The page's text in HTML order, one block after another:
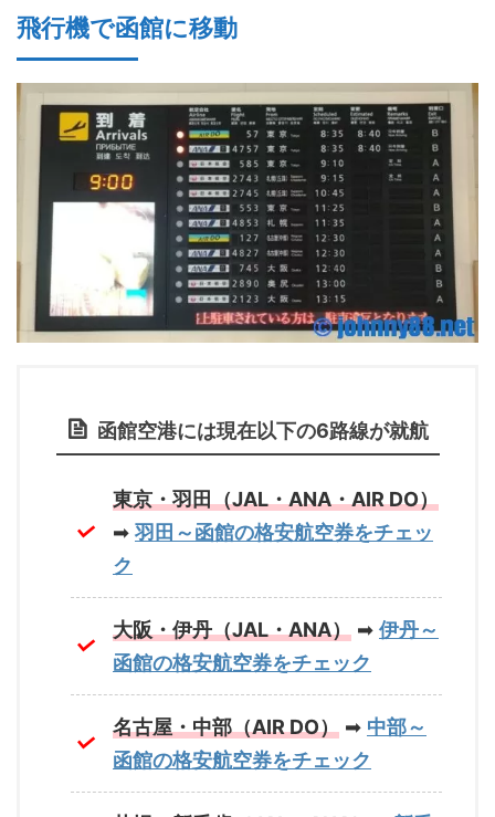
飛行機で函館に移動
函館空港には現在以下の6路線が就航
東京・羽田（JAL・ANA・AIR DO）
➡ 羽田～函館の格安航空券をチェッ
ク
大阪・伊丹（JAL・ANA） ➡ 伊丹～
函館の格安航空券をチェック
名古屋・中部（AIR DO） ➡ 中部～
函館の格安航空券をチェック